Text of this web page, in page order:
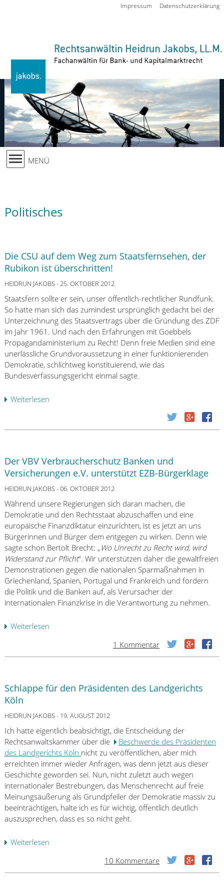
Zur Navigation springen Datenschutzerklärung
Impressum
Politisches
Die CSU auf dem Weg zum Staatsfernsehen, der
Rubikon ist überschritten!
HEIDRUN JAKOBS- 25. OKTOBER 2012
Staatsfern sollte er sein, unser öffentlich-rechtlicher Rundfunk.
So hatte man sich das zumindest ursprünglich gedacht bei der
Unterzeichnung des Staatsvertrags über die Gründung des ZDF
im Jahr 1961. Und nach den Erfahrungen mit Goebbels
Propagandaministerium zu Recht! Denn freie Medien sind eine
unerlässliche Grundvoraussetzung in einer funktionierenden
Demokratie, schlichtweg konstituierend, wie das
Bundesverfassungsgericht einmal sagte.
Weiterlesen
r
e
C
S
a
u
f
d
e
m
W
e
g
z
t
e
r
n
s
e
h
e
n
,
d
b
Der VBV Verbraucherschutz Banken und
Versicherungen e.V. unterstützt EZB-Bürgerklage
HEIDRUN JAKOBS- 06. OKTOBER 2012
Während unsere Regierungen sich daran machen, die
Demokratie und den Rechtsstaat abzuschaffen und eine
europäische Finanzdiktatur einzurichten, ist es jetzt an uns
Bürgerinnen und Bürger dem entgegen zu wirken. Denn wie
sagte schon Bertolt Brecht: „ Wo Unrecht zu Recht wird, wird
Widerstand zur Pflicht“. Wir unterstützen daher die gewaltfreien
Demonstrationen gegen die nationalen Sparmaßnahmen in
Griechenland, Spanien, Portugal und Frankreich und fordern
die Politik und die Banken auf, als Verursacher der
internationalen Finanzkrise in die Verantwortung zu nehmen.
Weiterlesen
r
r
B
V
e
r
b
r
a
u
c
h
1 Kommentar
Schlappe für den Präsidenten des Landgerichts
Köln
HEIDRUN JAKOBS- 19. AUGUST 2012
Ich hatte eigentlich beabsichtigt, die Entscheidung der
Rechtsanwaltskammer über die
Beschwerde des Präsidenten
des Landgerichts Köln nicht zu veröffentlichen, aber mich
erreichten immer wieder Anfragen, was denn jetzt aus dieser
Geschichte geworden sei. Nun, nicht zuletzt auch wegen
internationaler Bestrebungen, das Menschenrecht auf freie
Meinungsäußerung als Grundpfeiler der Demokratie massiv zu
beeinträchtigen, halte ich es für wichtig, öffentlich deutlich
auszusprechen, dass es so nicht geht.
Weiterlesen
r
10 Kommentare
MENÜ